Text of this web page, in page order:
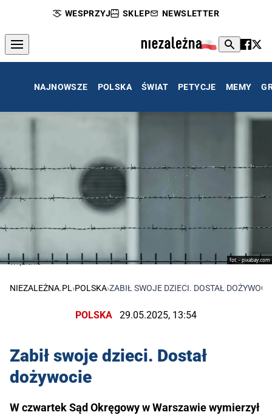
WESPRZYJ SKLEP NEWSLETTER
NAJNOWSZE POLSKA ŚWIAT PETYCJE MEMY
fot. - pixabay.com
Więzienie
NIEZALEŻNA.PL ›POLSKA›ZABIŁ SWOJE DZIECI. DOSTAŁ
POLSKA 29.05.2025, 13:54
Zabił swoje dzieci. Dostał
dożywocie
W czwartek Sąd Okręgowy w Warszawie wymierzył